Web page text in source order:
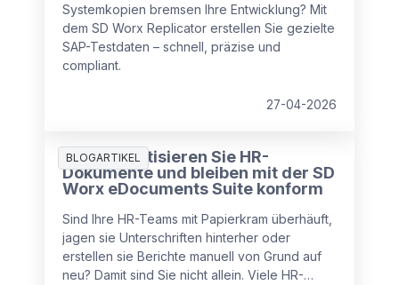
Systemkopien bremsen Ihre Entwicklung? Mit
dem SD Worx Replicator erstellen Sie gezielte
SAP-Testdaten – schnell, präzise und
compliant.
27-04-2026
BLOGARTIKEL
So automatisieren Sie HR-
Dokumente und bleiben mit der SD
Worx eDocuments Suite konform
Sind Ihre HR-Teams mit Papierkram überhäuft,
jagen sie Unterschriften hinterher oder
erstellen sie Berichte manuell von Grund auf
neu? Damit sind Sie nicht allein. Viele HR-